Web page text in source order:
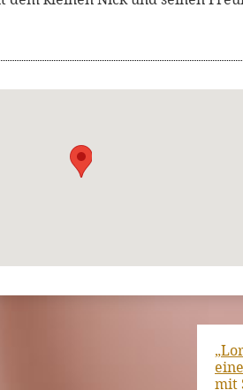
mit